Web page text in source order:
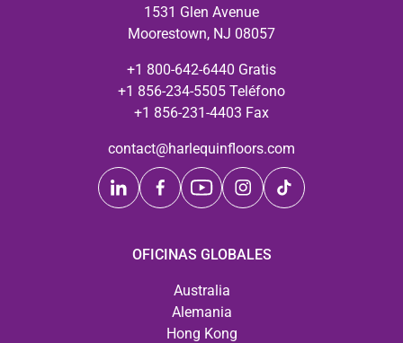
1531 Glen Avenue
Moorestown, NJ 08057
+1 800-642-6440 Gratis
+1 856-234-5505 Teléfono
+1 856-231-4403 Fax
contact@harlequinfloors.com
OFICINAS GLOBALES
Australia
Alemania
Hong Kong